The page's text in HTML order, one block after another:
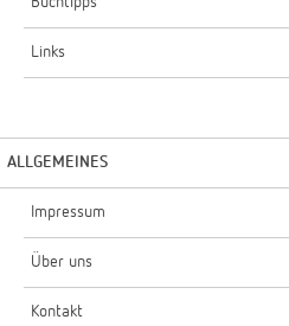
Links
ALLGEMEINES
Impressum
Über uns
Kontakt